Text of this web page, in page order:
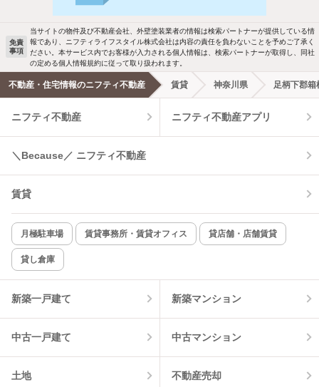
駐車場あり ペット相談
洗濯機置場あり 独立洗面台
エアコンあり 都市ガス
温水洗浄便座 オートロック
コンロ2口以上
新着のみ インターネット無料
該当件数:
9
免責
事項
当サイトの物件及び不動産会社、外壁塗装業者の情報は検索パートナーが提供している情
報であり、ニフティライフスタイル株式会社は内容の責任を負わないことを予めご了承く
ださい。本サービス内でお客様が入力される個人情報は、検索パートナーが取得し、同社
の定める個人情報規約に従って取り扱われます。
不動産・住宅情報のニフティ不動産 賃貸 神奈川県 足柄下郡箱
ニフティ不動産 ニフティ不動産アプリ
＼Because／ ニフティ不動産
賃貸
月極駐車場 賃貸事務所・賃貸オフィス 貸店舗・店舗賃貸
貸し倉庫
新築一戸建て 新築マンション
中古一戸建て 中古マンション
土地 不動産売却